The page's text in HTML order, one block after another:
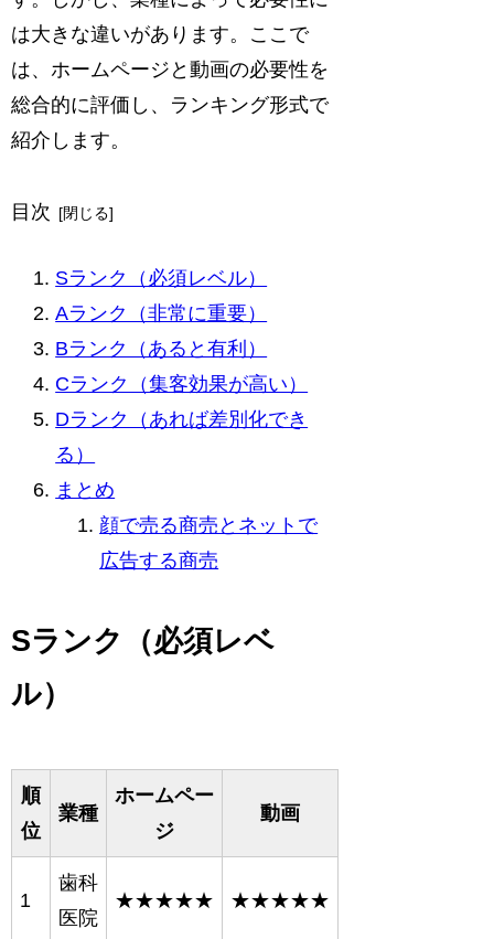
は大きな違いがあります。ここで
は、ホームページと動画の必要性を
総合的に評価し、ランキング形式で
紹介します。
目次
Sランク（必須レベル）
Aランク（非常に重要）
Bランク（あると有利）
Cランク（集客効果が高い）
Dランク（あれば差別化でき
る）
まとめ
顔で売る商売とネットで
広告する商売
Sランク（必須レベ
ル）
順
位
業種
ホームペー
ジ
動画
1
歯科
医院
★★★★★ ★★★★★